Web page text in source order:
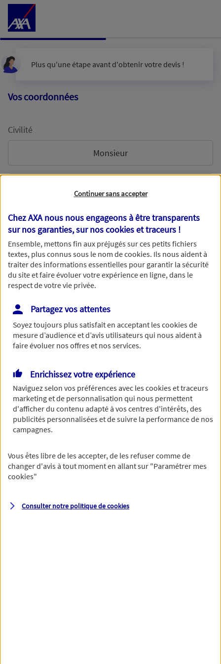
Accéder au Contenu
Plus qu'une étape avant d'obtenir votre devis !
Vos coordonnées
Civilité
Monsieur
Nom
Prénom
Date de Naissance
Numéro de téléphone
accompagner dans les prochaines étapes de votre souscription.
Continuer sans accepter
Chez AXA nous nous engageons à être transparents
sur nos garanties, sur noscookies et traceurs !
Ensemble, mettons fin aux préjugés sur ces petits fichiers
textes, plus connus sous le nom decookies. Ils nous aident à
traiter des informations essentielles pour garantir la sécurité
du site et faire évoluer votre expérience en ligne, dans le
respect de votre vie privée.
Partagez vos attentes
Soyez toujours plus satisfait en acceptant lescookiesde
mesure d’audience et d’avis utilisateurs qui nous aident à
faire évoluer nos offres et nos services.
Enrichissez votre expérience
Naviguez selon vos préférences avec lescookies et traceurs
marketing et de personnalisation qui nous permettent
d'afficher du contenu adapté à vos centres d'intérêts, des
publicités personnalisées et de suivre la performance de nos
campagnes.
Vous êtes libre de les accepter, de les refuser comme de
changer d'avis à tout moment en allant sur "Paramétrer mes
cookies"
Consulter notre politique decookies